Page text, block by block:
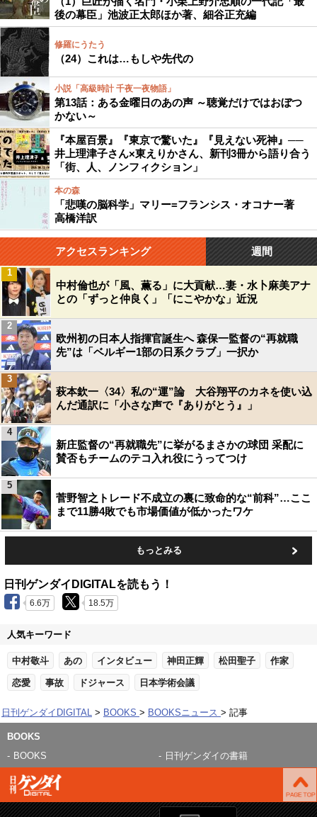
後の幕臣」池波正太郎ほか著、細谷正充編
修羅にうたう
（24）これは…もしや先代の
小説「高級時計 千夜一夜物語」
第13話：ある金曜日のあの声 ～聴覚だけではおぼつ
かない～
『本屋百景』『東京で驚いた』『見えない死神』──
井上理津子さん×東えりかさん、新刊3冊から語り合う
「街、人、ノンフィクション」
本の森
「悲嘆の脳科学」マリー=フランシス・オコナー著
高橋洋訳
アクセスランキング 週間
中村倫也が「風、薫る」に大貢献…妻・水卜麻美アナ
との「ずっと仲良く」「にこやかな」近況
1
欧州初の日本人指揮官誕生へ 森保一監督の“再就職
先”は「ベルギー1部の日系クラブ」一択か
2
萩本欽一〈34〉私の“運”論 大谷翔平のカネを使い込
んだ通訳に「小さな声で『ありがとう』」
3
新庄監督の“再就職先”に挙がるまさかの球団 采配に
賛否もチームのテコ入れ役にうってつけ
4
菅野智之トレード不成立の裏に致命的な“前科”…ここ
まで11勝4敗でも市場価値が低かったワケ
5
もっとみる
日刊ゲンダイDIGITALを読もう！
6.6万 18.5万
人気キーワード
中村敬斗 あの インタビュー 神田正輝 松田聖子 作家
恋愛 事故 ドジャース 日本学術会議
日刊ゲンダイDIGITAL BOOKS BOOKSニュース 記事
BOOKS
BOOKS
日刊ゲンダイの書籍